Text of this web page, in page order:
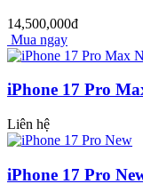
14,500,000đ
Mua ngay
iPhone 17 Pro
Liên hệ
iPhone 17 Pro